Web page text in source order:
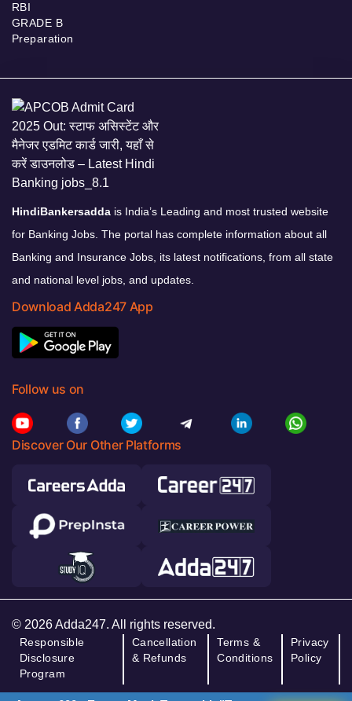
RBI
GRADE B
Preparation
HindiBankersadda is India’s Leading and most trusted website
for Banking Jobs. The portal has complete information about all
Banking and Insurance Jobs, its latest notifications, from all state
and national level jobs, and updates.
Download Adda247 App
Follow us on
Discover Our Other Platforms
© 2026 Adda247. All rights reserved.
Responsible
Disclosure
Program
Cancellation
& Refunds
Terms &
Conditions
Privacy
Policy